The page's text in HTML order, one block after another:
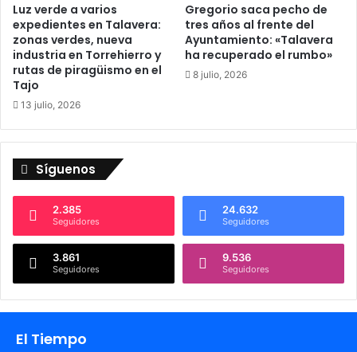
i
c
o
d
e
"
L
s
T
a
T
r
i
o
d
e
P
r
a
d
o
y
P
a
e
Luz verde a varios
expedientes en Talavera:
zonas verdes, nueva
industria en Torrehierro y
rutas de piragüismo en el
Tajo
13 julio, 2026
Gregorio saca pecho de
tres años al frente del
Ayuntamiento: «Talavera
ha recuperado el rumbo»
8 julio, 2026
Síguenos
2.385
Seguidores
24.632
Seguidores
3.861
Seguidores
9.536
Seguidores
El Tiempo